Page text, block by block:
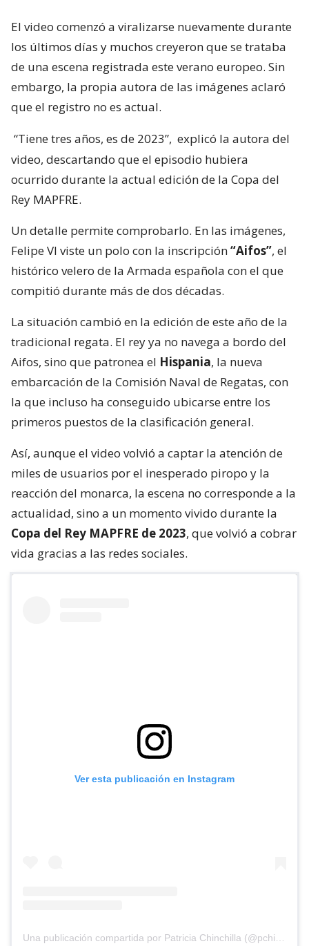
El video comenzó a viralizarse nuevamente durante
los últimos días y muchos creyeron que se trataba
de una escena registrada este verano europeo. Sin
embargo, la propia autora de las imágenes aclaró
que el registro no es actual.
“Tiene tres años, es de 2023”, explicó la autora del
video, descartando que el episodio hubiera
ocurrido durante la actual edición de la Copa del
Rey MAPFRE.
Un detalle permite comprobarlo. En las imágenes,
Felipe VI viste un polo con la inscripción“Aifos”, el
histórico velero de la Armada española con el que
compitió durante más de dos décadas.
La situación cambió en la edición de este año de la
tradicional regata. El rey ya no navega a bordo del
Aifos, sino que patronea el Hispania, la nueva
embarcación de la Comisión Naval de Regatas, con
la que incluso ha conseguido ubicarse entre los
primeros puestos de la clasificación general.
Así, aunque el video volvió a captar la atención de
miles de usuarios por el inesperado piropo y la
reacción del monarca, la escena no corresponde a la
actualidad, sino a un momento vivido durante la
Copa del Rey MAPFRE de 2023, que volvió a cobrar
vida gracias a las redes sociales.
Ver esta publicación en Instagram
Una publicación compartida por Patricia Chinchilla (@pchinchilla1968)